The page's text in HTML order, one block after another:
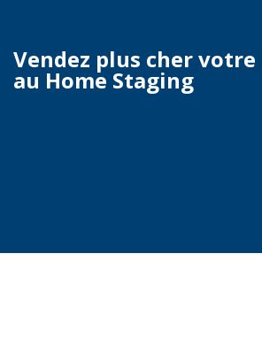
Vendez plus cher
au Home Staging